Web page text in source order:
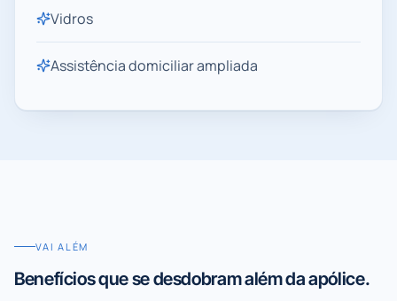
Vidros
Assistência domiciliar ampliada
VAI ALÉM
Benefícios que se desdobram além da apólice.